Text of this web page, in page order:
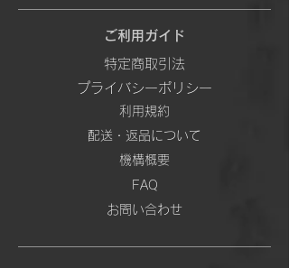
ご利用ガイド
特定商取引法
プライバシーポリシー
利用規約
配送・返品について
機構概要
FAQ
お問い合わせ